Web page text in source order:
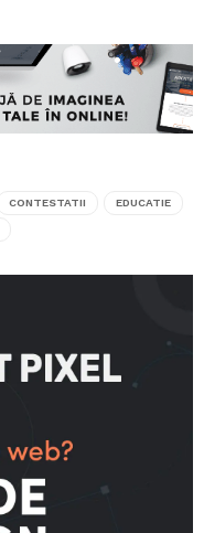
CONTESTATII EDUCATIE